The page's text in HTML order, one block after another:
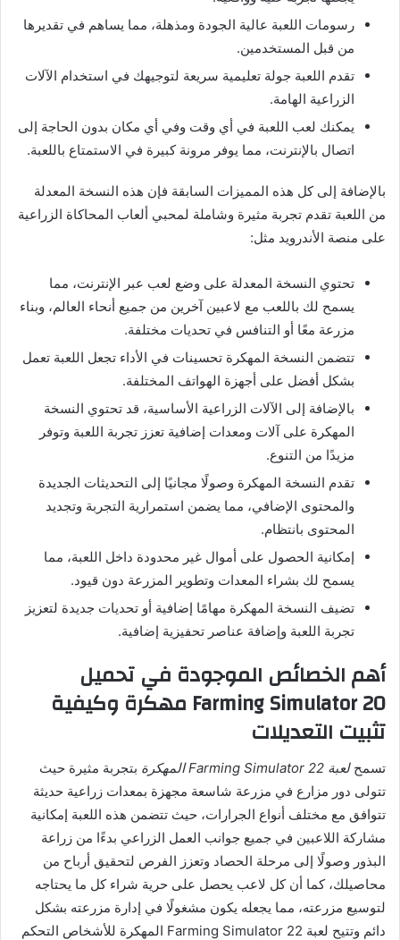
رسومات اللعبة عالية الجودة ومذهلة، مما يساهم في تقديرها
من قبل المستخدمين.
تقدم اللعبة جولة تعليمية سريعة لتوجيهك في استخدام الآلات
الزراعية الهامة.
يمكنك لعب اللعبة في أي وقت وفي أي مكان بدون الحاجة إلى
اتصال بالإنترنت، مما يوفر مرونة كبيرة في الاستمتاع باللعبة.
بالإضافة إلى كل هذه المميزات السابقة فإن هذه النسخة المعدلة
من اللعبة تقدم تجربة مثيرة وشاملة لمحبي ألعاب المحاكاة الزراعية
على منصة الأندرويد مثل:
تحتوي النسخة المعدلة على وضع لعب عبر الإنترنت، مما
يسمح لك باللعب مع لاعبين آخرين من جميع أنحاء العالم، وبناء
مزرعة معًا أو التنافس في تحديات مختلفة.
تتضمن النسخة المهكرة تحسينات في الأداء تجعل اللعبة تعمل
بشكل أفضل على أجهزة الهواتف المختلفة.
بالإضافة إلى الآلات الزراعية الأساسية، قد تحتوي النسخة
المهكرة على آلات ومعدات إضافية تعزز تجربة اللعبة وتوفر
مزيدًا من التنوع.
تقدم النسخة المهكرة وصولًا مجانيًا إلى التحديثات الجديدة
والمحتوى الإضافي، مما يضمن استمرارية التجربة وتجديد
المحتوى بانتظام.
إمكانية الحصول على أموال غير محدودة داخل اللعبة، مما
يسمح لك بشراء المعدات وتطوير المزرعة دون قيود.
تضيف النسخة المهكرة مهامًا إضافية أو تحديات جديدة لتعزيز
تجربة اللعبة وإضافة عناصر تحفيزية إضافية.
أهم الخصائص الموجودة في تحميل
Farming Simulator 20 مهكرة وكيفية
تثبيت التعديلات
تسمحلعبة Farming Simulator 22 المهكرة
بتجربة مثيرة حيث
تتولى دور مزارع في مزرعة شاسعة مجهزة بمعدات زراعية حديثة
تتوافق مع مختلف أنواع الجرارات، حيث تتضمن هذه اللعبة إمكانية
مشاركة اللاعبين في جميع جوانب العمل الزراعي بدءًا من زراعة
البذور وصولًا إلى مرحلة الحصاد وتعزز الفرص لتحقيق أرباح من
محاصيلك، كما أن كل لاعب يحصل على حرية شراء كل ما يحتاجه
لتوسيع مزرعته، مما يجعله يكون مشغولًا في إدارة مزرعته بشكل
دائم وتتيح لعبة Farming Simulator 22 المهكرة للأشخاص التحكم